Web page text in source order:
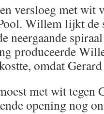
versloeg met wit
Willem lijkt de
neergaande
produceerde
omdat
met wit tegen
opening nog